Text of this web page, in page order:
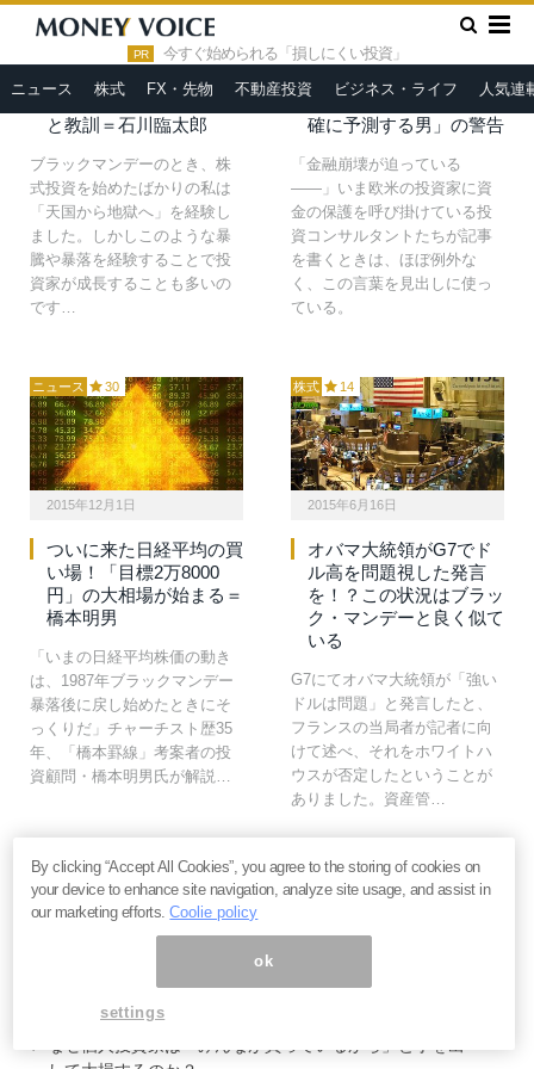
PR 今すぐ始められる「損しにくい投資」
ニュース 株式 FX・先物 不動産投資 ビジネス・ライフ 人気連
HOME » ブラックマンデー
2016年7月26日
1987年10月19日「ブラ
ックマンデー」の思い出
と教訓＝石川臨太郎
ブラックマンデーのとき、株
式投資を始めたばかりの私は
「天国から地獄へ」を経験し
ました。しかしこのような暴
騰や暴落を経験することで投
資家が成長することも多いの
です…
超特大ブラックマンデー
の足音～「QE動向を的
確に予測する男」の警告
「金融崩壊が迫っている
――」いま欧米の投資家に資
金の保護を呼び掛けている投
資コンサルタントたちが記事
を書くときは、ほぼ例外な
く、この言葉を見出しに使っ
ている。
ニュース 30
2015年12月1日
ついに来た日経平均の買
い場！「目標2万8000
円」の大相場が始まる＝
橋本明男
「いまの日経平均株価の動き
は、1987年ブラックマンデー
暴落後に戻し始めたときにそ
っくりだ」チャーチスト歴35
年、「橋本罫線」考案者の投
資顧問・橋本明男氏が解説…
株式 14
2015年6月16日
オバマ大統領がG7でド
ル高を問題視した発言
を！？この状況はブラッ
ク・マンデーと良く似て
いる
G7にてオバマ大統領が「強い
ドルは問題」と発言したと、
フランスの当局者が記者に向
けて述べ、それをホワイトハ
ウスが否定したということが
ありました。資産管…
By clicking “Accept All Cookies”, you agree to the storing of cookies on
your device to enhance site navigation, analyze site usage, and assist in
our marketing efforts.Coolie policy
ok
settings